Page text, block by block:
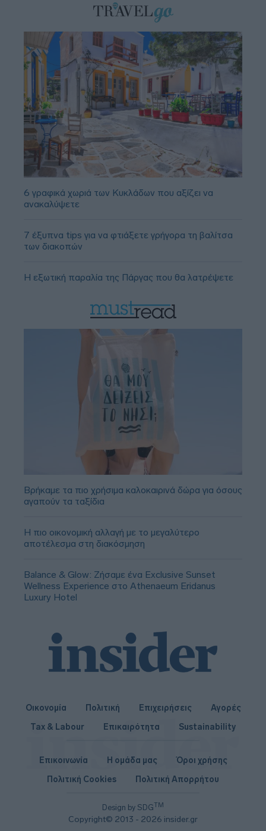
6 γραφικά χωριά των Κυκλάδων που αξίζει να
ανακαλύψετε
7 έξυπνα tips για να φτιάξετε γρήγορα τη βαλίτσα
των διακοπών
Η εξωτική παραλία της Πάργας που θα λατρέψετε
Βρήκαμε τα πιο χρήσιμα καλοκαιρινά δώρα για όσους
αγαπούν τα ταξίδια
Η πιο οικονομική αλλαγή με το μεγαλύτερο
αποτέλεσμα στη διακόσμηση
Balance & Glow: Ζήσαμε ένα Exclusive Sunset
Wellness Experience στο Athenaeum Eridanus
Luxury Hotel
Οικονομία Πολιτική Επιχειρήσεις
Αγορές
Tax & Labour
Επικαιρότητα Sustainability
Design by SDGTM
Copyright© 2013 - 2026 insider.gr
Επικοινωνία Η ομάδα μας
Όροι χρήσης
Πολιτική Cookies
Πολιτική Απορρήτου